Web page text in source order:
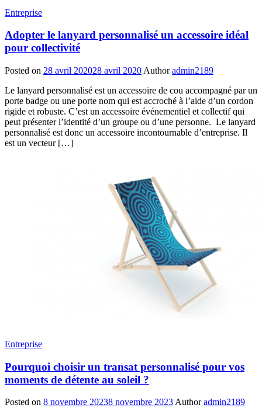
Entreprise
Adopter le lanyard personnalisé un accessoire idéal
pour collectivité
Posted on 28 avril 202028 avril 2020 Author admin2189
Le lanyard personnalisé est un accessoire de cou accompagné par un
porte badge ou une porte nom qui est accroché à l’aide d’un cordon
rigide et robuste. C’est un accessoire événementiel et collectif qui
peut présenter l’identité d’un groupe ou d’une personne. Le lanyard
personnalisé est donc un accessoire incontournable d’entreprise. Il
est un vecteur […]
Entreprise
Pourquoi choisir un transat personnalisé pour vos
moments de détente au soleil ?
Posted on 8 novembre 20238 novembre 2023 Author admin2189